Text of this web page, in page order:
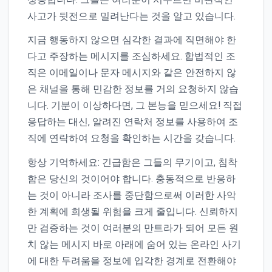
사고가 뒷전으로 밀려난다는 것을 알고 있습니다.
지금 행동하지 않으면 심각한 결과에 직면해야 한
다고 주장하는 메시지를 조심하세요. 합법적인 조
직은 이메일이나 문자 메시지와 같은 안전하지 않
은 채널을 통해 민감한 정보를 거의 요청하지 않습
니다. 기분이 이상하다면, 그 본능을 믿으세요! 직접
응답하는 대신, 알려진 연락처 정보를 사용하여 조
직에 연락하여 요청을 확인하는 시간을 갖습니다.
항상 기억하세요: 긴급함은 그들의 무기이고, 침착
함은 당신의 것이어야 합니다. 충동적으로 반응하
는 것이 아니라 조사를 중단함으로써 이러한 사악
한 계획에 희생될 위험을 크게 줄입니다. 신뢰하지
만 검증하는 것이 여러분의 만트라가 되어 모든 원
치 않는 메시지 바로 아래에 숨어 있는 온라인 사기
에 대한 두려움을 정보에 입각한 경계로 전환해야